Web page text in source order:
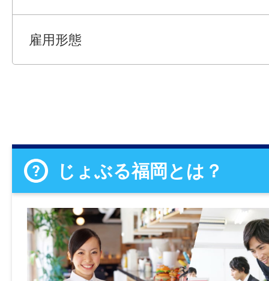
雇用形態
じょぶる福岡とは？